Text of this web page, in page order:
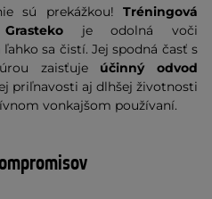
sú prekážkou! Tréningová
je odolná voči
sa čistí. Jej spodná časť s
zaisťuje účinný odvod
priľnavosti aj dlhšej životnosti
vonkajšom používaní.